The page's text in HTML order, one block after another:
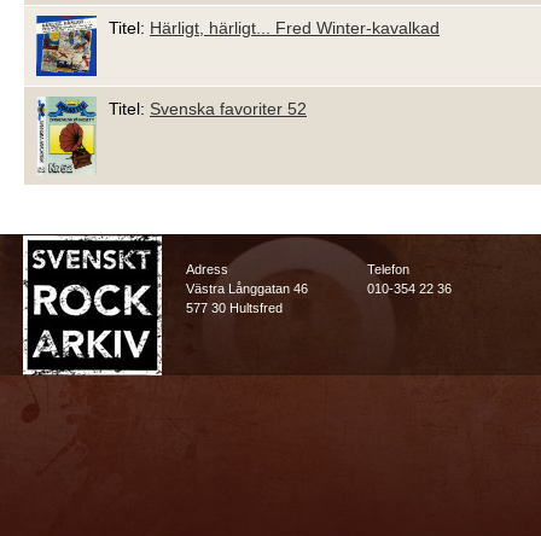
Titel: Härligt, härligt... Fred Winter-kavalkad
Titel: Svenska favoriter 52
Adress
Västra Långgatan 46
577 30 Hultsfred
Telefon
010-354 22 36